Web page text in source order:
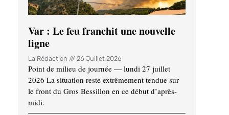
Var : Le feu franchit une nouvelle
ligne
La Rédaction 26 Juillet 2026
Point de milieu de journée — lundi 27 juillet
2026 La situation reste extrêmement tendue sur
le front du Gros Bessillon en ce début d’après-
midi.